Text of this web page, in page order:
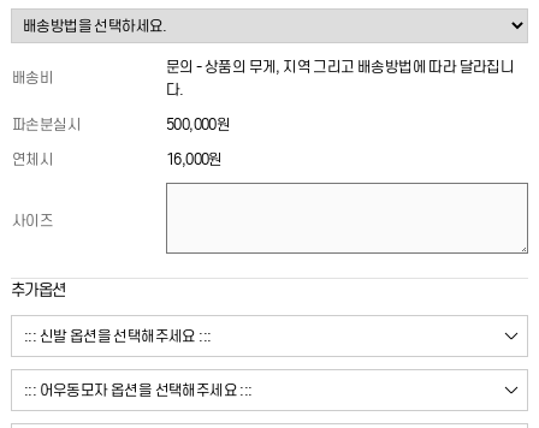
배송비
문의 - 상품의 무게, 지역 그리고 배송방법에 따라 달라집니
다.
파손분실시
500,000원
연체시
16,000원
사이즈
추가옵션